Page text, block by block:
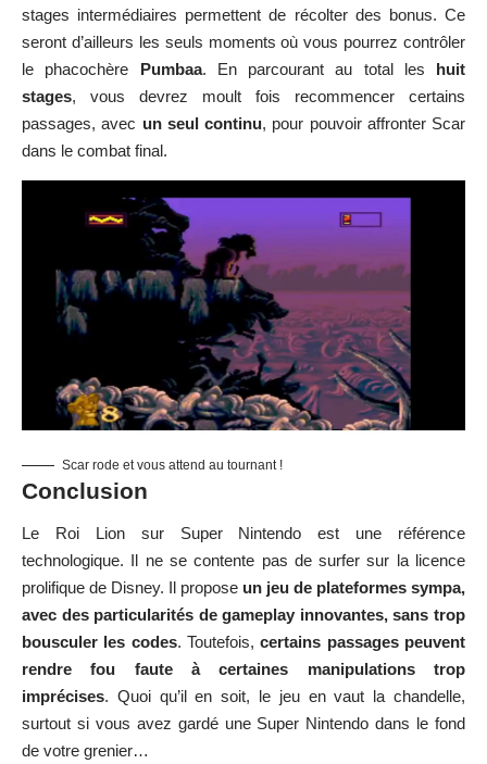
stages intermédiaires permettent de récolter des bonus. Ce
seront d’ailleurs les seuls moments où vous pourrez contrôler
le phacochère Pumbaa. En parcourant au total les huit
stages, vous devrez moult fois recommencer certains
passages, avec un seul continu, pour pouvoir affronter Scar
dans le combat final.
Scar rode et vous attend au tournant !
Conclusion
Le Roi Lion sur Super Nintendo est une référence
technologique. Il ne se contente pas de surfer sur la licence
prolifique de Disney. Il propose un jeu de plateformes sympa,
avec des particularités de gameplay innovantes, sans trop
bousculer les codes. Toutefois,certains passages peuvent
rendre fou faute à certaines manipulations trop
imprécises. Quoi qu’il en soit, le jeu en vaut la chandelle,
surtout si vous avez gardé une Super Nintendo dans le fond
de votre grenier…